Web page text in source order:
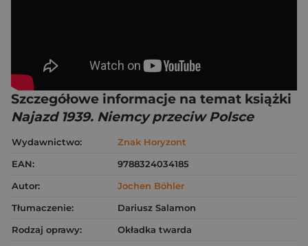
Szczegółowe informacje na temat książki
Najazd 1939. Niemcy przeciw Polsce
Wydawnictwo:
Znak Horyzont
EAN:
9788324034185
Autor:
Jochen Böhler
Tłumaczenie:
Dariusz Salamon
Rodzaj oprawy:
Okładka twarda